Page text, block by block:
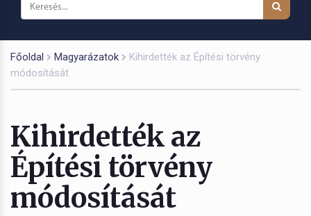
Főoldal Magyarázatok
Kihirdették az Építési törvény
módosítását
Kihirdették az
Építési törvény
módosítását